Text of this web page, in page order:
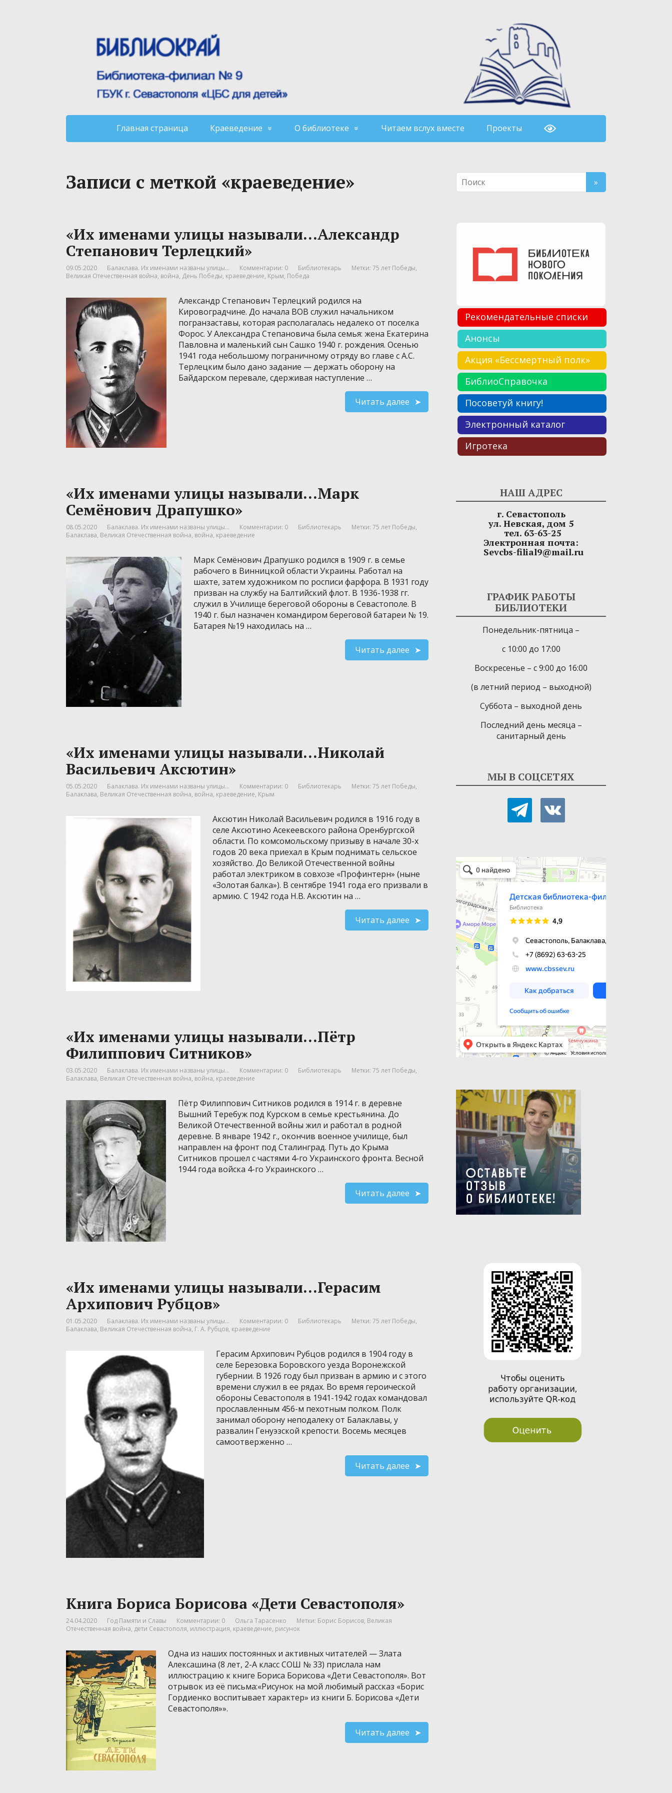
Главная страница Краеведение О библиотеке Читаем вслух вместе Проекты
Записи с меткой «краеведение»
«Их именами улицы называли…Александр
Степанович Терлецкий»
09.05.2020 Балаклава. Их именами названы улицы... Комментарии: 0 Библиотекарь Метки: 75 лет Победы,
Великая Отечественная война, война, День Победы, краеведение, Крым, Победа
Александр Степанович Терлецкий родился на
Кировоградчине. До начала ВОВ служил начальником
погранзаставы, которая располагалась недалеко от поселка
Форос. У Александра Степановича была семья: жена Екатерина
Павловна и маленький сын Сашко 1940 г. рождения. Осенью
1941 года небольшому пограничному отряду во главе с А.С.
Терлецким было дано задание — держать оборону на
Байдарском перевале, сдерживая наступление …
Читать далее
«Их именами улицы называли…Марк
Семёнович Драпушко»
08.05.2020 Балаклава. Их именами названы улицы... Комментарии: 0 Библиотекарь Метки: 75 лет Победы,
Балаклава, Великая Отечественная война, война, краеведение
Марк Семёнович Драпушко родился в 1909 г. в семье
рабочего в Винницкой области Украины. Работал на
шахте, затем художником по росписи фарфора. В 1931 году
призван на службу на Балтийский флот. В 1936-1938 гг.
служил в Училище береговой обороны в Севастополе. В
1940 г. был назначен командиром береговой батареи № 19.
Батарея №19 находилась на …
Читать далее
«Их именами улицы называли…Николай
Васильевич Аксютин»
05.05.2020 Балаклава. Их именами названы улицы... Комментарии: 0 Библиотекарь Метки: 75 лет Победы,
Балаклава, Великая Отечественная война, война, краеведение, Крым
Аксютин Николай Васильевич родился в 1916 году в
селе Аксютино Асекеевского района Оренбургской
области. По комсомольскому призыву в начале 30-х
годов 20 века приехал в Крым поднимать сельское
хозяйство. До Великой Отечественной войны
работал электриком в совхозе «Профинтерн» (ныне
«Золотая балка»). В сентябре 1941 года его призвали в
армию. С 1942 года Н.В. Аксютин на …
Читать далее
«Их именами улицы называли…Пётр
Филиппович Ситников»
03.05.2020 Балаклава. Их именами названы улицы... Комментарии: 0 Библиотекарь Метки: 75 лет Победы,
Балаклава, Великая Отечественная война, война, краеведение
Пётр Филиппович Ситников родился в 1914 г. в деревне
Вышний Теребуж под Курском в семье крестьянина. До
Великой Отечественной войны жил и работал в родной
деревне. В январе 1942 г., окончив военное училище, был
направлен на фронт под Сталинград. Путь до Крыма
Ситников прошел с частями 4-го Украинского фронта. Весной
1944 года войска 4-го Украинского …
Читать далее
«Их именами улицы называли…Герасим
Архипович Рубцов»
01.05.2020 Балаклава. Их именами названы улицы... Комментарии: 0 Библиотекарь Метки: 75 лет Победы,
Балаклава, Великая Отечественная война, Г. А. Рубцов, краеведение
Герасим Архипович Рубцов родился в 1904 году в
селе Березовка Боровского уезда Воронежской
губернии. В 1926 году был призван в армию и с этого
времени служил в ее рядах. Во время героической
обороны Севастополя в 1941-1942 годах командовал
прославленным 456-м пехотным полком. Полк
занимал оборону неподалеку от Балаклавы, у
развалин Генуэзской крепости. Восемь месяцев
самоотверженно …
Читать далее
Книга Бориса Борисова «Дети Севастополя»
24.04.2020 Год Памяти и Славы Комментарии: 0 Ольга Тарасенко Метки: Борис Борисов, Великая
Отечественная война, дети Севастополя, иллюстрация, краеведение, рисунок
Одна из наших постоянных и активных читателей — Злата
Алексашина (8 лет, 2-А класс СОШ № 33) прислала нам
иллюстрацию к книге Бориса Борисова «Дети Севастополя». Вот
отрывок из её письма:«Рисунок на мой любимый рассказ «Борис
Гордиенко воспитывает характер» из книги Б. Борисова «Дети
Севастополя»».
Читать далее
Рекомендательные списки
Анонсы
Акция «Бессмертный полк»
БиблиоСправочка
Посоветуй книгу!
Электронный каталог
Игротека
НАШ АДРЕС
г. Севастополь
ул. Невская, дом 5
тел. 63-63-25
Электронная почта:
Sevcbs-filial9@mail.ru
ГРАФИК РАБОТЫ
БИБЛИОТЕКИ
Понедельник-пятница –
с 10:00 до 17:00
Воскресенье – с 9:00 до 16:00
(в летний период – выходной)
Суббота – выходной день
Последний день месяца –
санитарный день
МЫ В СОЦСЕТЯХ
telegram vkontakte
Детская библиотека-филиал № 9
Библиотека в Севастополе